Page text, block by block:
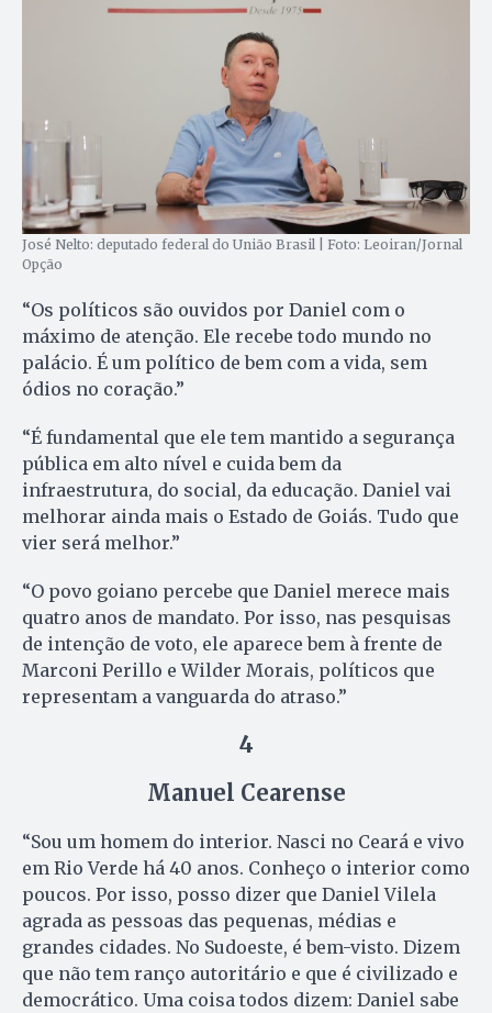
José Nelto: deputado federal do União Brasil | Foto: Leoiran/Jornal
Opção
“Os políticos são ouvidos por Daniel com o
máximo de atenção. Ele recebe todo mundo no
palácio. É um político de bem com a vida, sem
ódios no coração.”
“É fundamental que ele tem mantido a segurança
pública em alto nível e cuida bem da
infraestrutura, do social, da educação. Daniel vai
melhorar ainda mais o Estado de Goiás. Tudo que
vier será melhor.”
“O povo goiano percebe que Daniel merece mais
quatro anos de mandato. Por isso, nas pesquisas
de intenção de voto, ele aparece bem à frente de
Marconi Perillo e Wilder Morais, políticos que
representam a vanguarda do atraso.”
4
Manuel Cearense
“Sou um homem do interior. Nasci no Ceará e vivo
em Rio Verde há 40 anos. Conheço o interior como
poucos. Por isso, posso dizer que Daniel Vilela
agrada as pessoas das pequenas, médias e
grandes cidades. No Sudoeste, é bem-visto. Dizem
que não tem ranço autoritário e que é civilizado e
democrático. Uma coisa todos dizem: Daniel sabe